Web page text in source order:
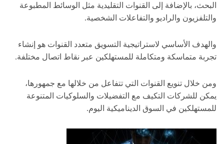
البحث، بالإضافة إلى القنوات التقليدية مثل الوسائط المطبوعة
والتلفزيون والراديو والتفاعلات الشخصية.
والهدف الأساسي لاستراتيجية التسويق متعدد القنوات هو إنشاء
تجربة متماسكة ومتكاملة للمستهلكين عبر نقاط اتصال مختلفة.
ومن خلال تنويع القنوات التي تتفاعل من خلالها مع جمهورها،
يمكن للشركات التكيف مع التفضيلات والسلوكيات المتنوعة
للمستهلكين في السوق الديناميكية اليوم.